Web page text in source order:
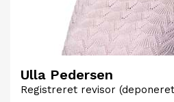
Ulla Pedersen
Registreret revisor